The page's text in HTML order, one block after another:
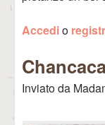
Accedio
Inviato da